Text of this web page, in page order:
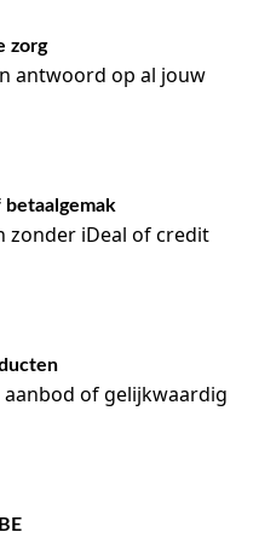
zorg
antwoord op al jouw
zonder iDeal of credit
of gelijkwaardig